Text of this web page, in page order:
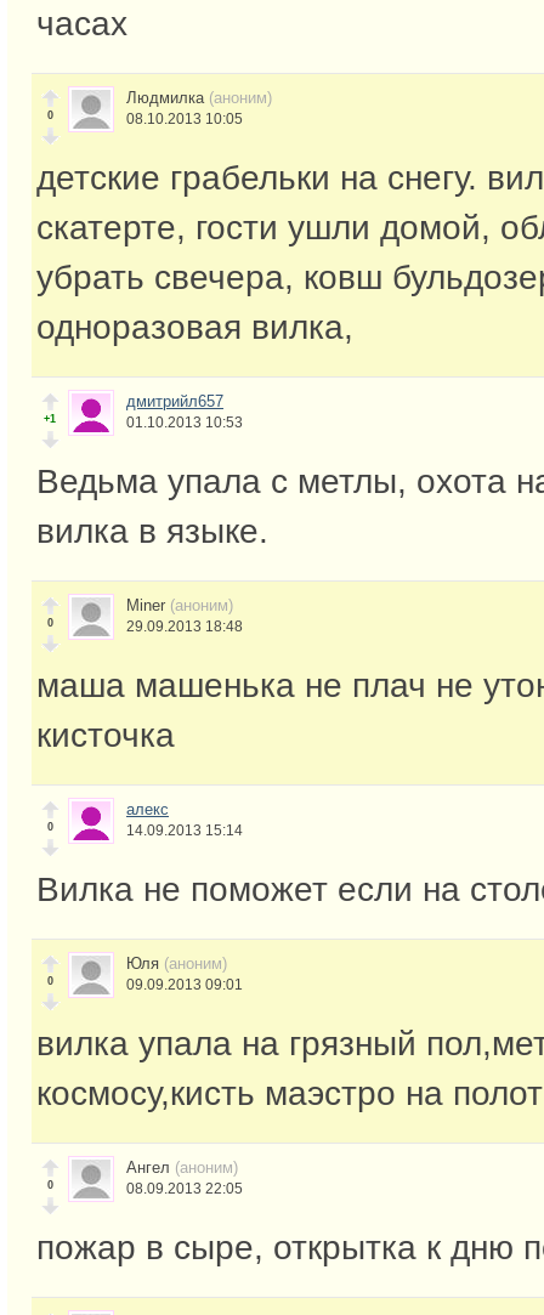
часах
0
Людмилка (аноним)
08.10.2013 10:05
детские грабельки на снегу.
скатерте, гости ушли домой,
убрать свечера, ковш
одноразовая вилка,
+1
дмитрийл657
01.10.2013 10:53
Ведьма упала с метлы, охота
вилка в языке.
0
Miner (аноним)
29.09.2013 18:48
маша машенька не плач не
кисточка
0
алекс
14.09.2013 15:14
Вилка не поможет если на
0
Юля (аноним)
09.09.2013 09:01
вилка упала на грязный
космосу,кисть маэстро на
0
Ангел (аноним)
08.09.2013 22:05
пожар в сыре, открытка к дню